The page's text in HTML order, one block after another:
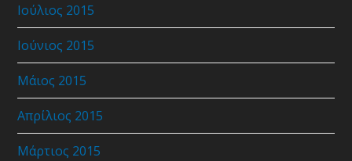
Ιούλιος 2015
Ιούνιος 2015
Μάιος 2015
Απρίλιος 2015
Μάρτιος 2015